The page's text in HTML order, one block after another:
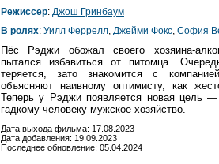
Режиссер: Джош Гринбаум
В ролях: Уилл Феррелл, Джейми Фокс, София
Пёс Рэджи обожал своего хозяина-
пытался избавиться от питомца.
теряется, зато знакомится с
объясняют наивному оптимисту, как
Теперь у Рэджи появляется новая цель —
гадкому человеку мужское хозяйство.
Дата выхода фильма: 17.08.2023
Дата добавления: 19.09.2023
Последнее обновление: 05.04.2024